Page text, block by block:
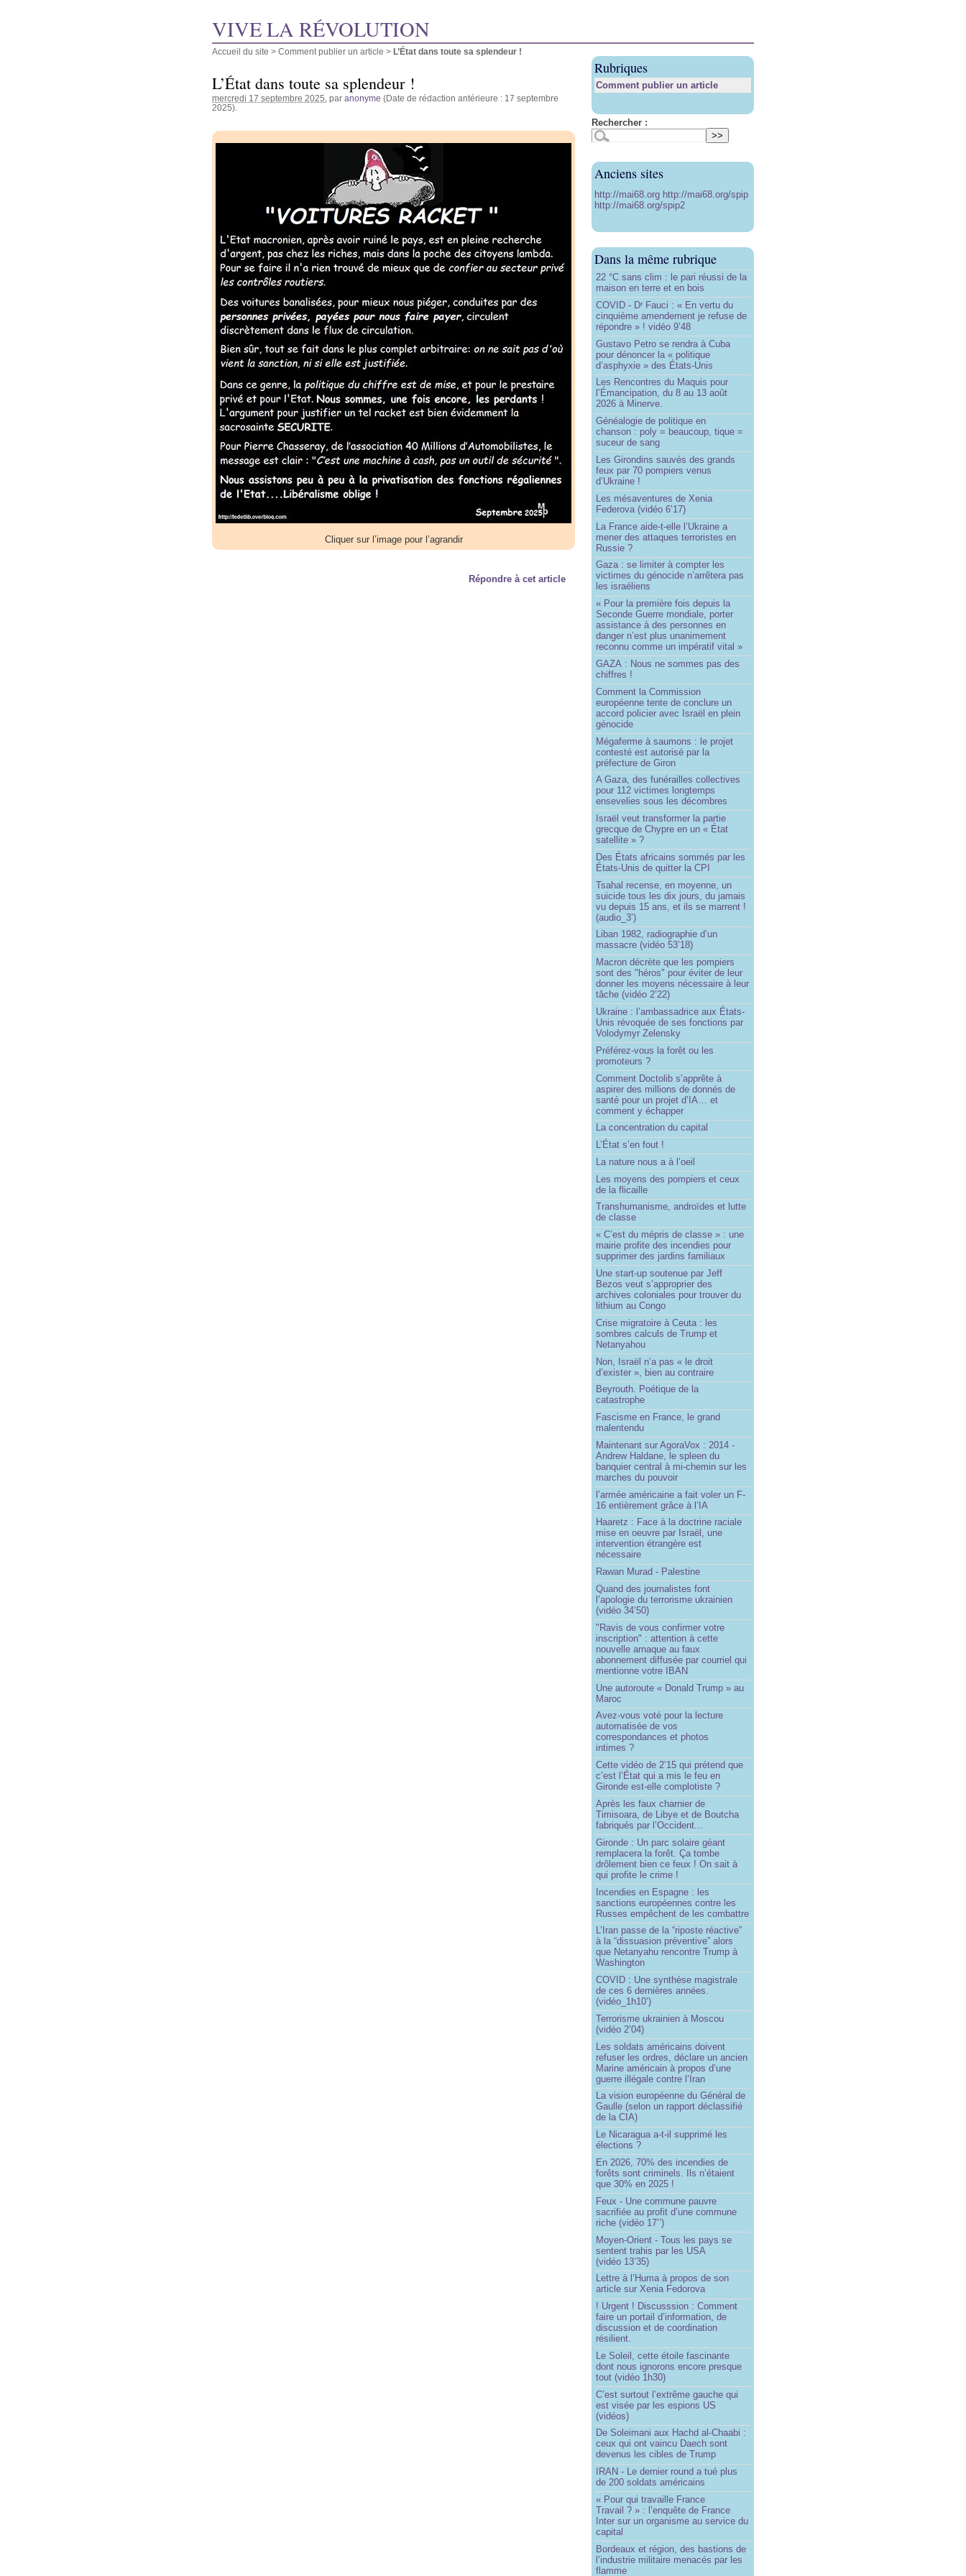
VIVE LA RÉVOLUTION
Accueil du site > Comment publier un article > L’État dans toute sa splendeur !
L’État dans toute sa splendeur !
mercredi 17 septembre 2025 , par anonyme (Date de rédaction antérieure : 17 septembre
2025).
Cliquer sur l’image pour l’agrandir
Répondre à cet article
Rubriques
Comment publier un article
Rechercher :
Anciens sites
http://mai68.org http://mai68.org/spip
http://mai68.org/spip2
Dans la même rubrique
22 °C sans clim : le pari réussi de la
maison en terre et en bois
COVID - Dr Fauci : « En vertu du
cinquième amendement je refuse de
répondre » ! vidéo 9’48
Gustavo Petro se rendra à Cuba
pour dénoncer la « politique
d’asphyxie » des États-Unis
Les Rencontres du Maquis pour
l’Émancipation, du 8 au 13 août
2026 à Minerve.
Généalogie de politique en
chanson : poly = beaucoup, tique =
suceur de sang
Les Girondins sauvés des grands
feux par 70 pompiers venus
d’Ukraine !
Les mésaventures de Xenia
Federova (vidéo 6’17)
La France aide-t-elle l’Ukraine a
mener des attaques terroristes en
Russie ?
Gaza : se limiter à compter les
victimes du génocide n’arrêtera pas
les israéliens
« Pour la première fois depuis la
Seconde Guerre mondiale, porter
assistance à des personnes en
danger n’est plus unanimement
reconnu comme un impératif vital »
GAZA : Nous ne sommes pas des
chiffres !
Comment la Commission
européenne tente de conclure un
accord policier avec Israël en plein
génocide
Mégaferme à saumons : le projet
contesté est autorisé par la
préfecture de Giron
A Gaza, des funérailles collectives
pour 112 victimes longtemps
ensevelies sous les décombres
Israël veut transformer la partie
grecque de Chypre en un « État
satellite » ?
Des États africains sommés par les
États-Unis de quitter la CPI
Tsahal recense, en moyenne, un
suicide tous les dix jours, du jamais
vu depuis 15 ans, et ils se marrent !
(audio_3’)
Liban 1982, radiographie d’un
massacre (vidéo 53’18)
Macron décrète que les pompiers
sont des "héros" pour éviter de leur
donner les moyens nécessaire à leur
tâche (vidéo 2’22)
Ukraine : l’ambassadrice aux États-
Unis révoquée de ses fonctions par
Volodymyr Zelensky
Préférez-vous la forêt ou les
promoteurs ?
Comment Doctolib s’apprête à
aspirer des millions de donnés de
santé pour un projet d’IA… et
comment y échapper
La concentration du capital
L’État s’en fout !
La nature nous a à l’oeil
Les moyens des pompiers et ceux
de la flicaille
Transhumanisme, androïdes et lutte
de classe
« C’est du mépris de classe » : une
mairie profite des incendies pour
supprimer des jardins familiaux
Une start-up soutenue par Jeff
Bezos veut s’approprier des
archives coloniales pour trouver du
lithium au Congo
Crise migratoire à Ceuta : les
sombres calculs de Trump et
Netanyahou
Non, Israël n’a pas « le droit
d’exister », bien au contraire
Beyrouth. Poétique de la
catastrophe
Fascisme en France, le grand
malentendu
Maintenant sur AgoraVox : 2014 -
Andrew Haldane, le spleen du
banquier central à mi-chemin sur les
marches du pouvoir
l’armée américaine a fait voler un F-
16 entièrement grâce à l’IA
Haaretz : Face à la doctrine raciale
mise en oeuvre par Israël, une
intervention étrangère est
nécessaire
Rawan Murad - Palestine
Quand des journalistes font
l’apologie du terrorisme ukrainien
(vidéo 34’50)
"Ravis de vous confirmer votre
inscription" : attention à cette
nouvelle arnaque au faux
abonnement diffusée par courriel qui
mentionne votre IBAN
Une autoroute « Donald Trump » au
Maroc
Avez-vous voté pour la lecture
automatisée de vos
correspondances et photos
intimes ?
Cette vidéo de 2’15 qui prétend que
c’est l’État qui a mis le feu en
Gironde est-elle complotiste ?
Après les faux charnier de
Timisoara, de Libye et de Boutcha
fabriqués par l’Occident...
Gironde : Un parc solaire géant
remplacera la forêt. Ça tombe
drôlement bien ce feux ! On sait à
qui profite le crime !
Incendies en Espagne : les
sanctions européennes contre les
Russes empêchent de les combattre
L’Iran passe de la “riposte réactive”
à la “dissuasion préventive” alors
que Netanyahu rencontre Trump à
Washington
COVID : Une synthèse magistrale
de ces 6 dernières années.
(vidéo_1h10’)
Terrorisme ukrainien à Moscou
(vidéo 2’04)
Les soldats américains doivent
refuser les ordres, déclare un ancien
Marine américain à propos d’une
guerre illégale contre l’Iran
La vision européenne du Général de
Gaulle (selon un rapport déclassifié
de la CIA)
Le Nicaragua a-t-il supprimé les
élections ?
En 2026, 70% des incendies de
forêts sont criminels. Ils n’étaient
que 30% en 2025 !
Feux - Une commune pauvre
sacrifiée au profit d’une commune
riche (vidéo 17’’)
Moyen-Orient - Tous les pays se
sentent trahis par les USA
(vidéo 13’35)
Lettre à l’Huma à propos de son
article sur Xenia Fedorova
! Urgent ! Discusssion : Comment
faire un portail d’information, de
discussion et de coordination
résilient.
Le Soleil, cette étoile fascinante
dont nous ignorons encore presque
tout (vidéo 1h30)
C’est surtout l’extrême gauche qui
est visée par les espions US
(vidéos)
De Soleimani aux Hachd al‑Chaabi :
ceux qui ont vaincu Daech sont
devenus les cibles de Trump
IRAN - Le dernier round a tué plus
de 200 soldats américains
« Pour qui travaille France
Travail ? » : l’enquête de France
Inter sur un organisme au service du
capital
Bordeaux et région, des bastions de
l’industrie militaire menacés par les
flamme